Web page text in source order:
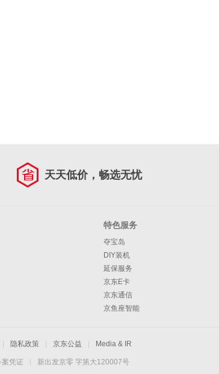
天天低价，畅选无忧
特色服务
夺宝岛
DIY装机
延保服务
京东E卡
京东通信
京鱼座智能
隐私政策 京东公益 Media & IR
凭证
新出发京零 字第大120007号